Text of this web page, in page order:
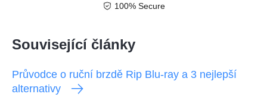
100% Secure
Související články
Průvodce o ruční brzdě Rip Blu-ray a 3 nejlepší
alternativy